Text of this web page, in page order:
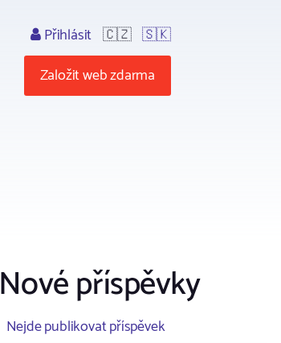
Přihlásit 🇨🇿 🇸🇰
Založit web zdarma
Nové příspěvky
Nejde publikovat příspěvek